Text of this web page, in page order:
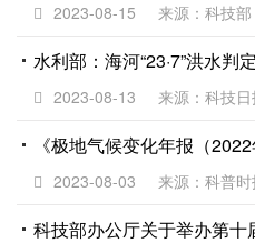
2023-08-15 来源：科技部
水利部：海河“23·7”洪水判
2023-08-13 来源：科技日
《极地气候变化年报（
2023-08-03 来源：科普时
科技部办公厅关于举办第